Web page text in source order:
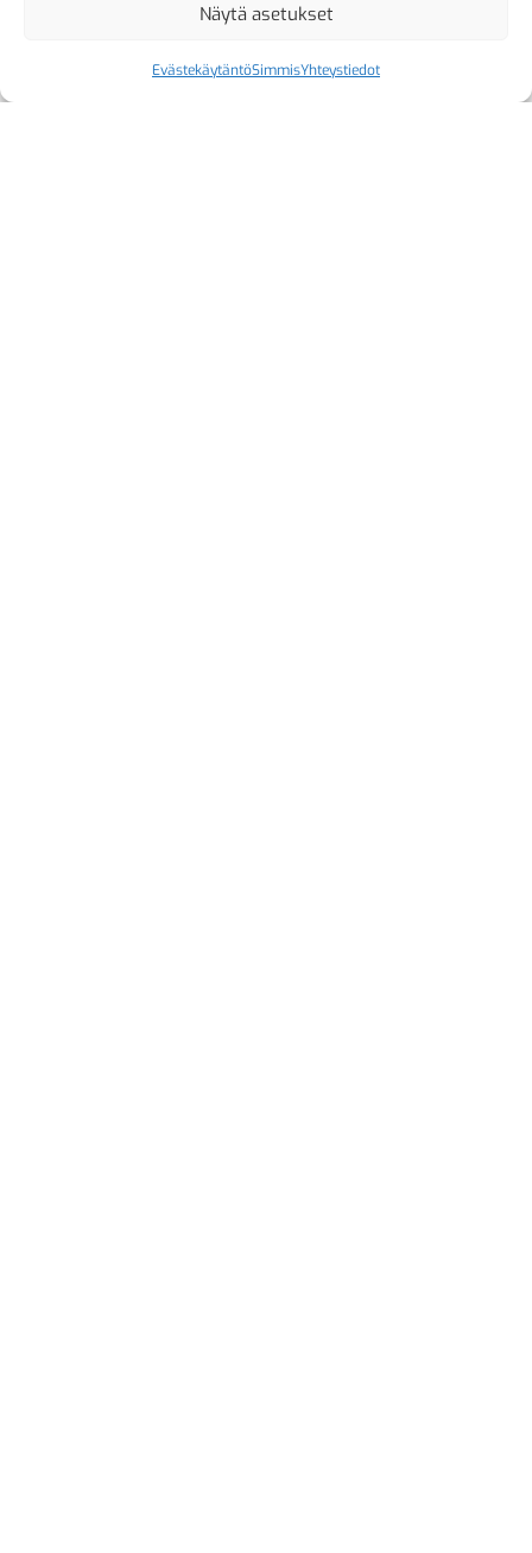
Näytä asetukset
EvästekäytäntöSimmisYhteystiedot